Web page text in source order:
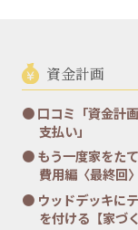
資金計画
口コミ「資金計
支払い」
もう一度家をた
費用編〈最終回
ウッドデッキに
を付ける【家づ